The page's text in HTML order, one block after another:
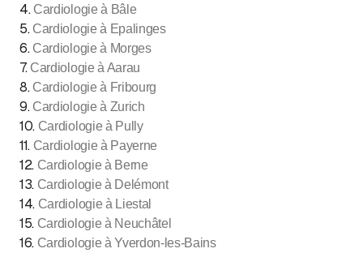
4. Cardiologie à Bâle
5. Cardiologie à Epalinges
6. Cardiologie à Morges
7. Cardiologie à Aarau
8. Cardiologie à Fribourg
9. Cardiologie à Zurich
10. Cardiologie à Pully
11. Cardiologie à Payerne
12. Cardiologie à Berne
13. Cardiologie à Delémont
14. Cardiologie à Liestal
15. Cardiologie à Neuchâtel
16. Cardiologie à Yverdon-les-Bains